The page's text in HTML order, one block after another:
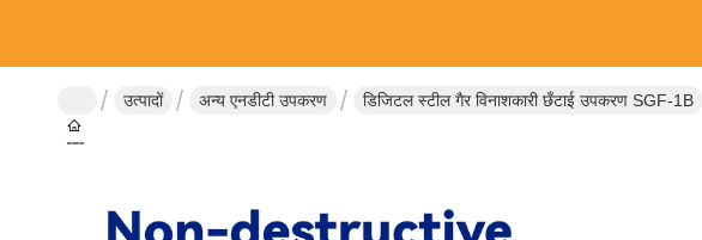
घर
उत्पादों अन्य एनडीटी उपकरण डिजिटल स्टील गैर विनाशकारी छँटाई उपकरण SGF-1B